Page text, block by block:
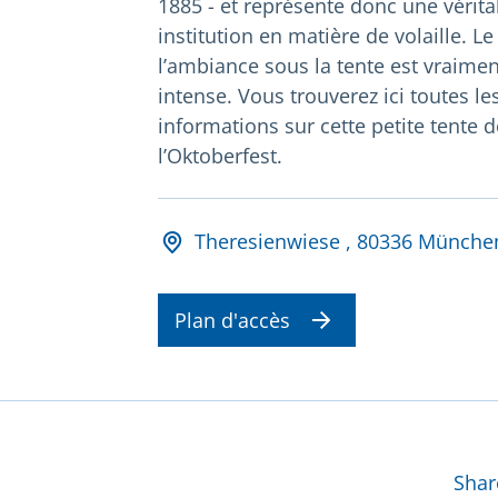
1885 - et représente donc une
institution en matière de volaille.
l’ambiance sous la tente est
intense. Vous trouverez ici toutes
informations sur cette petite tente
l’Oktoberfest.
Adresse und
Theresienwiese , 80336
Plan d'accès